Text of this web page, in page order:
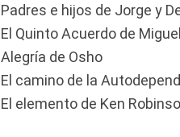
Padres e hijos de Jorge y
El Quinto Acuerdo de
Alegría de Osho
El camino de la
El elemento de Ken